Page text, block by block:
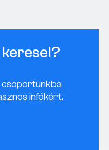
csoportunkba
infókért.